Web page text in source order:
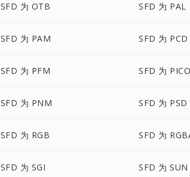
SFD 为 OTB SFD 为 PAL
SFD 为 PAM SFD 为 PCD
SFD 为 PFM SFD 为
SFD 为 PNM SFD 为 PSD
SFD 为 RGB SFD 为
SFD 为 SGI SFD 为 SUN